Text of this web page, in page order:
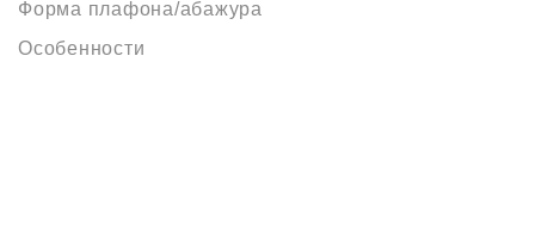
Форма плафона/абажура
Особенности